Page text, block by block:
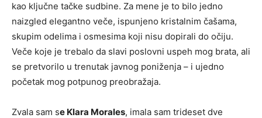
kao ključne tačke sudbine. Za mene je to bilo jedno
naizgled elegantno veče, ispunjeno kristalnim čašama,
skupim odelima i osmesima koji nisu dopirali do očiju.
Veče koje je trebalo da slavi poslovni uspeh mog brata, ali
se pretvorilo u trenutak javnog poniženja – i ujedno
početak mog potpunog preobražaja.
Zvala sam se Klara Morales, imala sam trideset dve